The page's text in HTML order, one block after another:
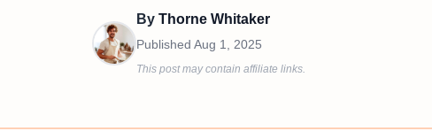
By Thorne Whitaker
Published Aug 1, 2025
This post may contain affiliate links.